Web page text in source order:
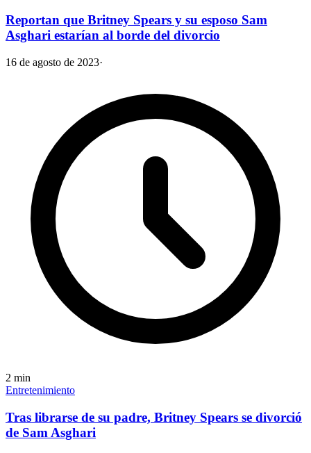
Reportan que Britney Spears y su esposo Sam
Asghari estarían al borde del divorcio
16 de agosto de 2023·
2 min
Entretenimiento
Tras librarse de su padre, Britney Spears se divorció
de Sam Asghari